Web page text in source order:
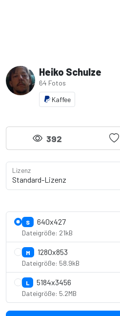
Heiko Schulze
64 Fotos
Kaffee
392
Lizenz
S 640x427
Dateigröße: 21kB
M 1280x853
Dateigröße: 58.9kB
L 5184x3456
Dateigröße: 5.2MB